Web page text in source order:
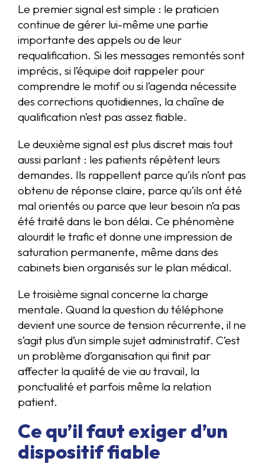
Le premier signal est simple : le praticien
continue de gérer lui-même une partie
importante des appels ou de leur
requalification. Si les messages remontés sont
imprécis, si l’équipe doit rappeler pour
comprendre le motif ou si l’agenda nécessite
des corrections quotidiennes, la chaîne de
qualification n’est pas assez fiable.
Le deuxième signal est plus discret mais tout
aussi parlant : les patients répètent leurs
demandes. Ils rappellent parce qu’ils n’ont pas
obtenu de réponse claire, parce qu’ils ont été
mal orientés ou parce que leur besoin n’a pas
été traité dans le bon délai. Ce phénomène
alourdit le trafic et donne une impression de
saturation permanente, même dans des
cabinets bien organisés sur le plan médical.
Le troisième signal concerne la charge
mentale. Quand la question du téléphone
devient une source de tension récurrente, il ne
s’agit plus d’un simple sujet administratif. C’est
un problème d’organisation qui finit par
affecter la qualité de vie au travail, la
ponctualité et parfois même la relation
patient.
Ce qu’il faut exiger d’un
dispositif fiable